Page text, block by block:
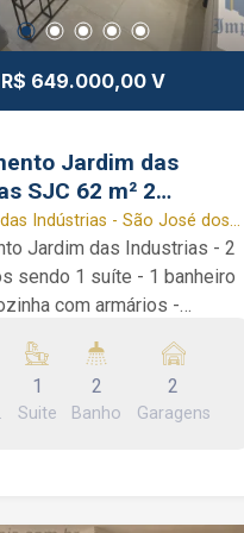
e banheira de
salão de jogos adulto,
24 horas. João
(12) 99668-3140
R$ 649.000,00 V
das
SJC 62 m² 2
1 suíte
Indústrias - São José dos
SP
Jardim das Industrias - 2
sendo 1 suíte - 1 banheiro
com armários -
piso porcelanato e
em todos
sala estendida de 2
1
Suite
2
Banho
2
Garagens